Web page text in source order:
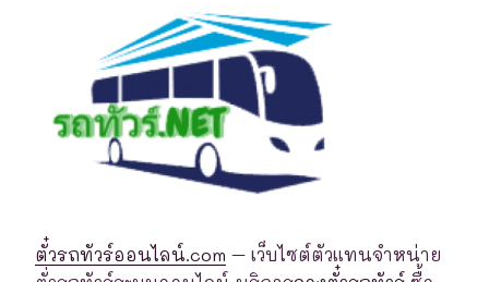
ตั๋วรถทัวร์ออนไลน์.com – เว็บไซต์ตัวแทนจำหน่าย